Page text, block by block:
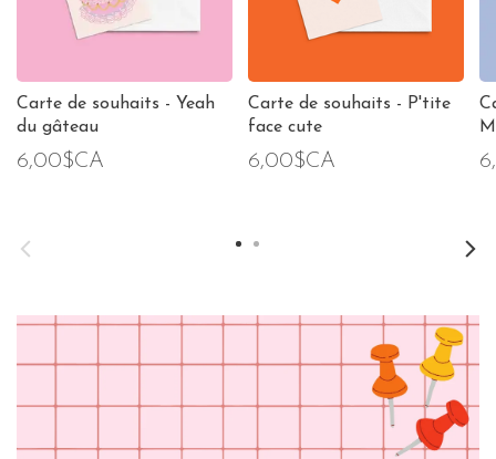
Carte de souhaits - Yeah
du gâteau
6,00$CA
Carte de souhaits - P'tite
face cute
6,00$CA